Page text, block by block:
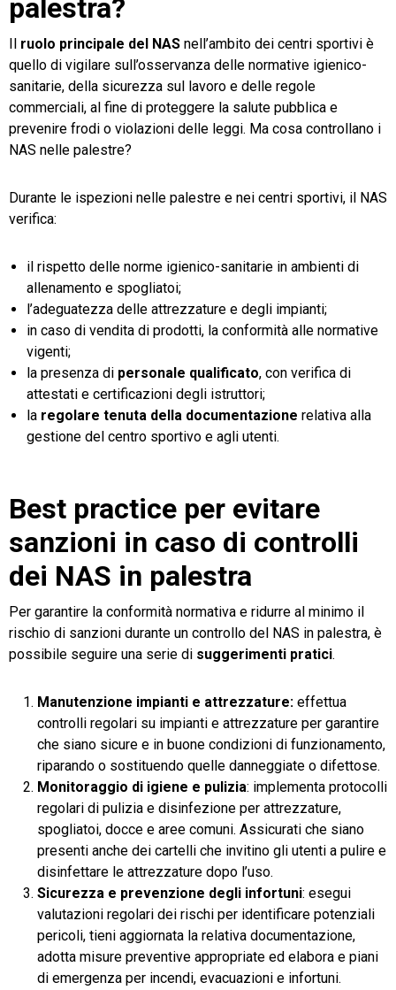
palestra?
ruolo principale del NAS nell’ambito dei centri sportivi è
quello di vigilare sull’osservanza delle normative igienico-
sanitarie, della sicurezza sul lavoro e delle regole
commerciali, al fine di proteggere la salute pubblica e
prevenire frodi o violazioni delle leggi. Ma cosa controllano i
NAS nelle palestre?
Durante le ispezioni nelle palestre e nei centri sportivi, il NAS
verifica:
il rispetto delle norme igienico-sanitarie in ambienti di
allenamento e spogliatoi;
l’adeguatezza delle attrezzature e degli impianti;
in caso di vendita di prodotti, la conformità alle normative
vigenti;
la presenza di personale qualificato, con verifica di
attestati e certificazioni degli istruttori;
la regolare tenuta della documentazione relativa alla
gestione del centro sportivo e agli utenti.
Best practice per evitare
sanzioni in caso di controlli
dei NAS in palestra
Per garantire la conformità normativa e ridurre al minimo il
rischio di sanzioni durante un controllo del NAS in palestra, è
possibile seguire una serie di suggerimenti pratici.
Manutenzione impianti e attrezzature: effettua
controlli regolari su impianti e attrezzature per garantire
che siano sicure e in buone condizioni di funzionamento,
riparando o sostituendo quelle danneggiate o difettose.
Monitoraggio di igiene e pulizia: implementa protocolli
regolari di pulizia e disinfezione per attrezzature,
spogliatoi, docce e aree comuni. Assicurati che siano
presenti anche dei cartelli che invitino gli utenti a pulire e
disinfettare le attrezzature dopo l’uso.
Sicurezza e prevenzione degli infortuni: esegui
valutazioni regolari dei rischi per identificare potenziali
pericoli, tieni aggiornata la relativa documentazione,
adotta misure preventive appropriate ed elabora e piani
di emergenza per incendi, evacuazioni e infortuni.